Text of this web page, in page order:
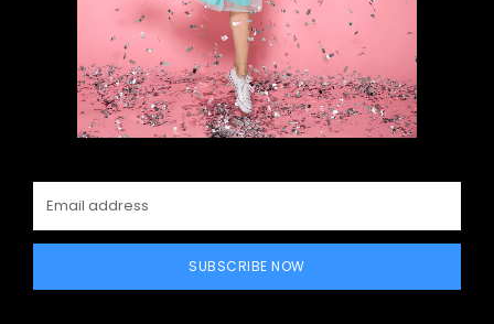
SUBSCRIBE NOW